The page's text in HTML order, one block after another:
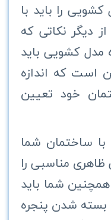
را باید با
دیگر نکاتی که
مدل کشویی باید
است که اندازه
خود تعیین
ساختمان شما
مناسبی را
شما باید
بسته شدن پنجره